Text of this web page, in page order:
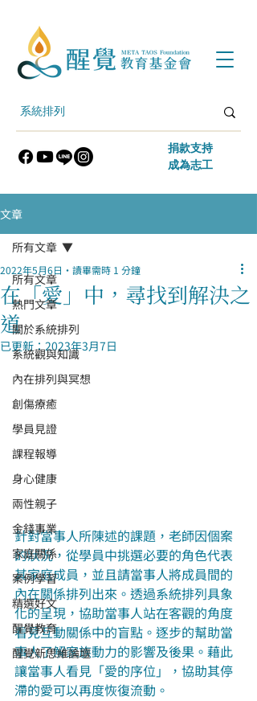
​捐款支持
​成為志工
文章
所有文章
熱門文章
關於系統排列
系統觀與知識
內在排列與冥想
創傷療癒
學員見證
課程報導
身心健康
兩性親子
金錢事業
家庭關係
案例學習
精選好文
醒覺教育
醒覺新思維論壇
所有文章
在「愛」中，尋找到解決之
道
2022年5月6日 讀畢需時 1 分鐘
已更新：2023年3月7日
針對當事人所陳述的課題，老師因個案
的狀況，從學員中挑選必要的角色代表
其家庭成員，並且請當事人將成員間的
內在關係排列出來。透過系統排列具象
化的呈現，協助當事人站在客觀的角度
看見互動關係中的盲點。逐步的幫助當
事人了解家族動力的影響及後果。藉此
讓當事人看見「愛的序位」，協助其停
滯的愛可以再度恢復流動。